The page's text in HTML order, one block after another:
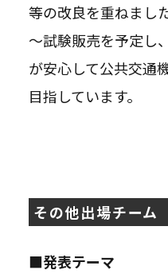
等の改良を重ねまし
～試験販売を予定し
が安心して公共交通
目指しています。
その他出場チーム
■発表テーマ